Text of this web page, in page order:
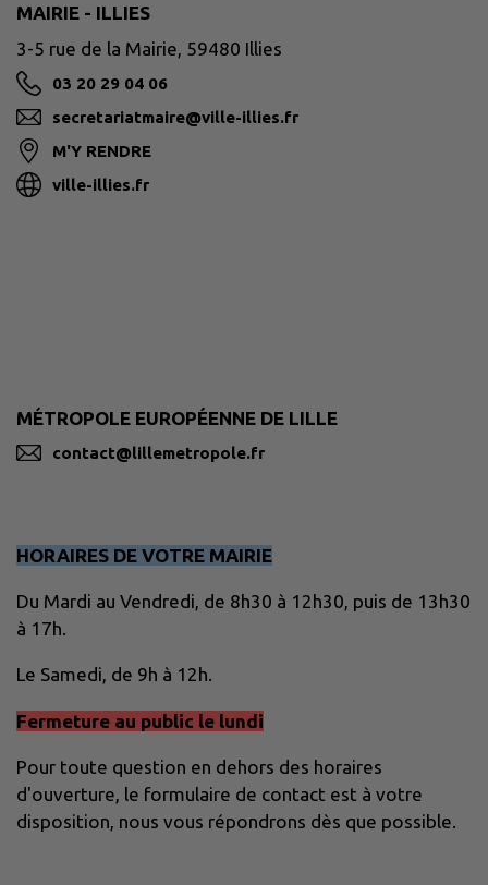
MAIRIE - ILLIES
3-5 rue de la Mairie, 59480 Illies
03 20 29 04 06
secretariatmaire@ville-illies.fr
M'Y RENDRE
ville-illies.fr
MÉTROPOLE EUROPÉENNE DE LILLE
contact@lillemetropole.fr
HORAIRES DE VOTRE MAIRIE
Du Mardi au Vendredi, de 8h30 à 12h30, puis de 13h30
à 17h.
Le Samedi, de 9h à 12h.
Fermeture au public le lundi
Pour toute question en dehors des horaires
d'ouverture, le formulaire de contact est à votre
disposition, nous vous répondrons dès que possible.